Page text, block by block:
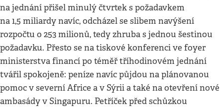
na jednání přišel minulý čtvrtek s požadavkem
na 1,5 miliardy navíc, odcházel se slibem navýšení
rozpočtu o 253 milionů, tedy zhruba s jednou šestinou
požadavku. Přesto se na tiskové konferenci ve foyer
ministerstva financí po téměř tříhodinovém jednání
tvářil spokojeně: peníze navíc půjdou na plánovanou
pomoc v severní Africe a v Sýrii a také na otevření nové
ambasády v Singapuru. Petříček před schůzkou